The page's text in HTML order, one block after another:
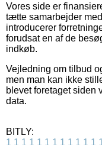
Vores side er
tætte samarbejder
introducerer
forudsat en af de
indkøb.
Vejledning om tilbud
men man kan ikke
blevet foretaget siden
data.
BITLY:
1 1 1 1 1 1 1 1 1 1 1 1